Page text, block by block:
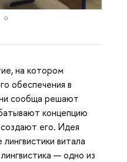
на котором
обеспечения в
сообща решают
концепцию
его. Идея
витала
— одно из